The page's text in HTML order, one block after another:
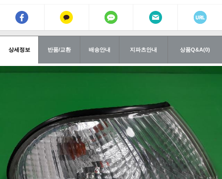
상세정보 반품/교환 배송안내 지파츠안내 상품Q&A(0)